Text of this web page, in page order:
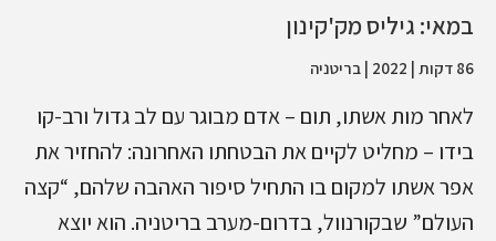
במאי: גיליס מק'קינון
86 דקות | 2022 | בריטניה
לאחר מות אשתו, תום – אדם מבוגר עם לב גדול ורב-קו
בידו – מחליט לקיים את הבטחתו האחרונה: להחזיר את
אפר אשתו למקום בו התחיל סיפור האהבה שלהם, “קצה
העולם” שבקורנוול, בדרום-מערב בריטניה. הוא יוצא